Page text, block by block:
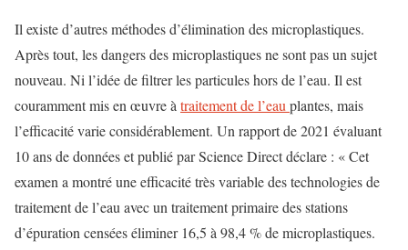
Il existe d’autres méthodes d’élimination des microplastiques.
Après tout, les dangers des microplastiques ne sont pas un sujet
nouveau. Ni l’idée de filtrer les particules hors de l’eau. Il est
couramment mis en œuvre àtraitement de l’eauplantes, mais
l’efficacité varie considérablement. Un rapport de 2021 évaluant
10 ans de données et publié par Science Direct déclare : « Cet
examen a montré une efficacité très variable des technologies de
traitement de l’eau avec un traitement primaire des stations
d’épuration censées éliminer 16,5 à 98,4 % de microplastiques.